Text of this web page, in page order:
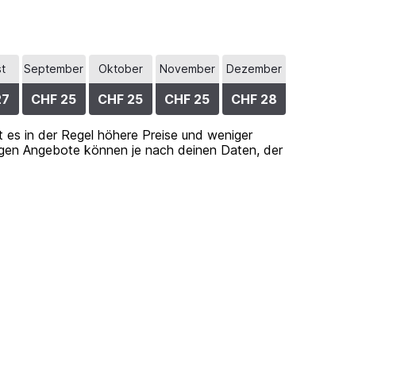
September
CHF 25
Oktober
CHF 25
November
CHF 25
Dezember
CHF 28
in der Regel höhere Preise und weniger
Angebote können je nach deinen Daten, der